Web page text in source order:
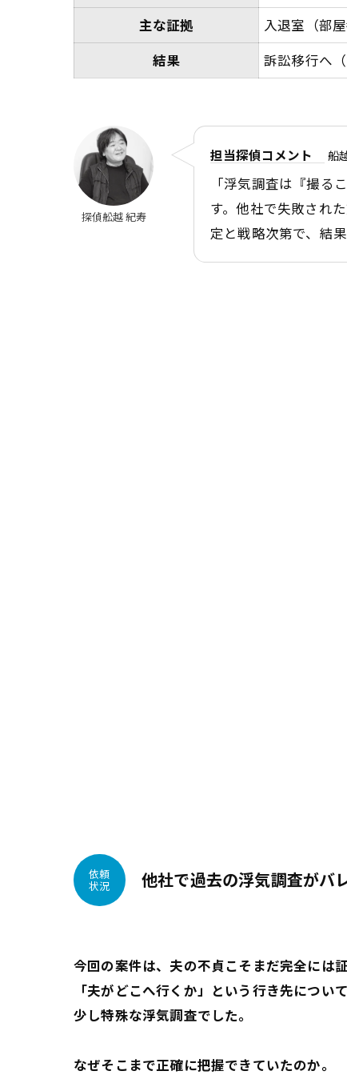
主な証拠
入退室（部
結果
訴訟移行へ
探偵舩越 紀寿
担当探偵コメント 船
「浮気調査は『撮る
す。他社で失敗され
定と戦略次第で、結
他社で過去の浮気調査がバ
依頼
状況
今回の案件は、夫の不貞こそまだ完全には
「夫がどこへ行くか」という行き先につい
少し特殊な浮気調査でした。
なぜそこまで正確に把握できていたのか。